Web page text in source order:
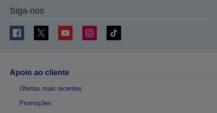
Siga-nos
Apoio ao cliente
Ofertas mais recentes
Promoções